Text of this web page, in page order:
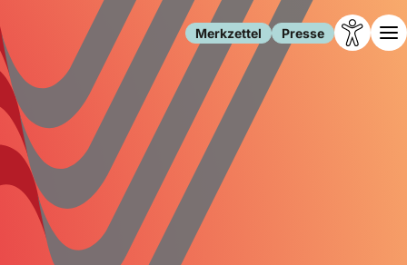
Merkzettel Presse
Leben
Familie
Freizeit
Gesundheit
Gesellschaft
Forschung
Migration
Polizei